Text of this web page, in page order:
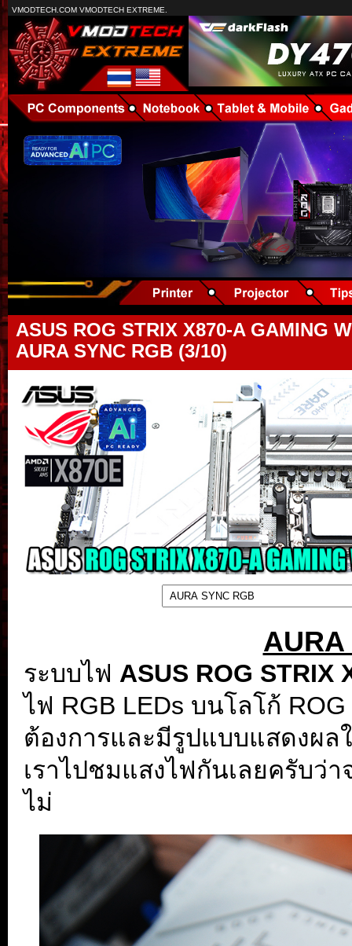
VMODTECH.COM VMODTECH EXTREME.
ASUS ROG STRIX X870-A GAMING
AURA SYNC RGB (3/10)
AURA
ระบบไฟ ASUS ROG STRIX
ไฟ RGB LEDs บนโลโก้
ต้องการและมีรูปแบบแสดงผล
เราไปชมแสงไฟกันเลยครับว่
ไม่